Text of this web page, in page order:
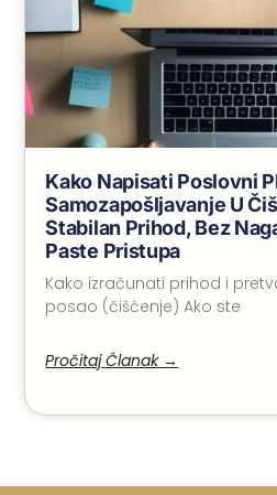
Kako Napisati Poslovni
Samozapošljavanje U
Stabilan Prihod, Bez
Paste Pristupa
Kako izračunati prihod i
posao (čišćenje) Ako ste
Pročitaj Članak →